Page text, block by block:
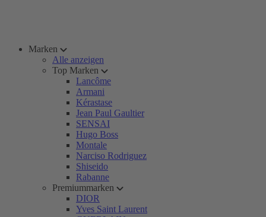
Marken
Alle anzeigen
Top Marken
Lancôme
Armani
Kérastase
Jean Paul Gaultier
SENSAI
Hugo Boss
Montale
Narciso Rodriguez
Shiseido
Rabanne
Premiummarken
DIOR
Yves Saint Laurent